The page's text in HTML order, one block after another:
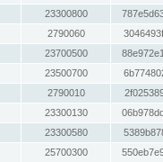
23300800
2790060
23700500
23500700
2790010
23300130
23300580
25700300